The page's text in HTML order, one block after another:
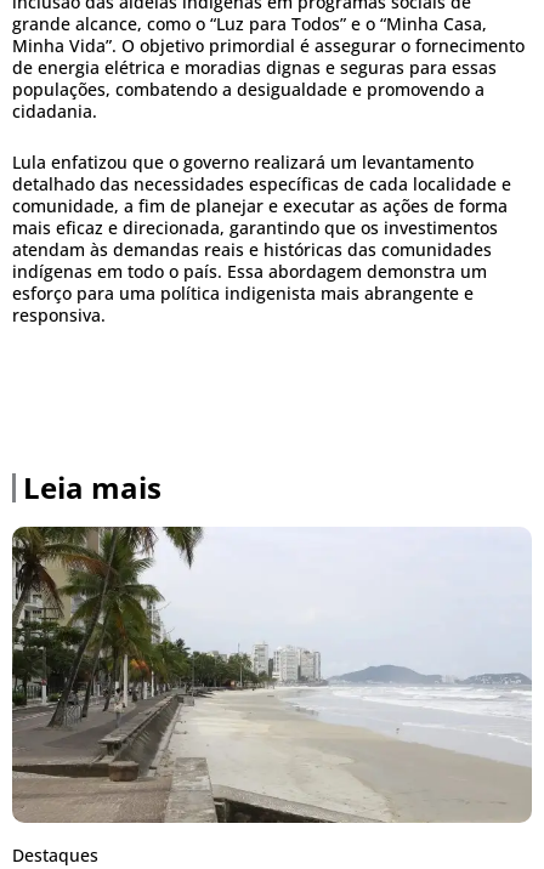
grande alcance, como o “Luz para Todos” e o “Minha Casa,
Minha Vida”. O objetivo primordial é assegurar o fornecimento
de energia elétrica e moradias dignas e seguras para essas
populações, combatendo a desigualdade e promovendo a
cidadania.
Lula enfatizou que o governo realizará um levantamento
detalhado das necessidades específicas de cada localidade e
comunidade, a fim de planejar e executar as ações de forma
mais eficaz e direcionada, garantindo que os investimentos
atendam às demandas reais e históricas das comunidades
indígenas em todo o país. Essa abordagem demonstra um
esforço para uma política indigenista mais abrangente e
responsiva.
Leia mais
Destaques